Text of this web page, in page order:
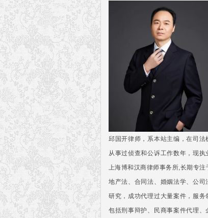
邱国开律师，系本站主编，在司法
从事过侦查和公诉工作数年，现执
上海博和汉商律师事务所,长期专注
地产法、合同法、婚姻法学、公司
研究，成功代理过大量案件，服务
包括刑事辩护、民商事案件代理、